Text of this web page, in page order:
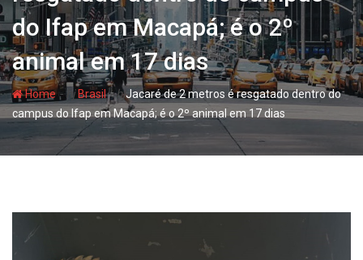
do Ifap em Macapá; é o 2º
animal em 17 dias
Home- hjBrasil- hjJacaré de 2 metros é resgatado dentro do
campus do Ifap em Macapá; é o 2º animal em 17 dias